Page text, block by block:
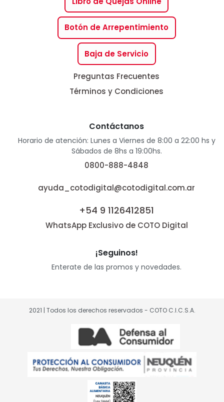
Botón de Arrepentimiento
Baja de Servicio
Preguntas Frecuentes
Términos y Condiciones
Contáctanos
Horario de atención: Lunes a Viernes de 8:00 a 22:00 hs y
Sábados de 8hs a 19:00hs.
0800-888-4848
ayuda_cotodigital@cotodigital.com.ar
+54 9 1126412851
WhatsApp Exclusivo de COTO Digital
¡Seguinos!
Enterate de las promos y novedades.
2021 | Todos los derechos reservados - COTO C.I.C.S.A.